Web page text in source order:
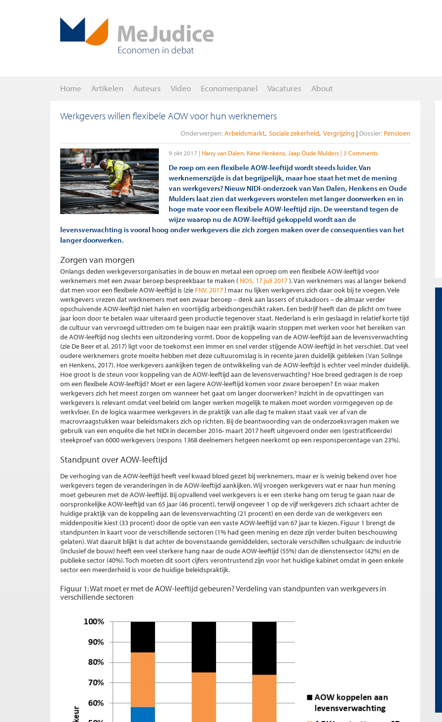
Home Artikelen Auteurs Video Economenpanel Vacatures About
Werkgevers willen flexibele AOW voor hun werknemers
Onderwerpen: Arbeidsmarkt Sociale zekerheid Vergrijzing Dossier: Pensioen
9 okt 2017 Harry van Dalen Kène Henkens Jaap Oude Mulders 3 Comments
De roep om een flexibele AOW-leeftijd wordt steeds luider. Van
werknemerszijde is dat begrijpelijk, maar hoe staat het met de mening
van werkgevers? Nieuw NIDI-onderzoek van Van Dalen, Henkens en Oude
Mulders laat zien dat werkgevers worstelen met langer doorwerken en in
hoge mate voor een flexibele AOW-leeftijd zijn. De weerstand tegen de
wijze waarop nu de AOW-leeftijd gekoppeld wordt aan de
levensverwachting is vooral hoog onder werkgevers die zich zorgen maken over de consequenties van het
langer doorwerken.
Zorgen van morgen
Onlangs deden werkgeversorganisaties in de bouw en metaal een oproep om een flexibele AOW-leeftijd voor
werknemers met een zwaar beroep bespreekbaar te maken ( NOS, 17 juli 2017). Van werknemers was al langer bekend
dat men voor een flexibele AOW-leeftijd is (zie FNV, 2017) maar nu lijken werkgevers zich daar ook bij te voegen. Vele
werkgevers vrezen dat werknemers met een zwaar beroep – denk aan lassers of stukadoors – de almaar verder
opschuivende AOW-leeftijd niet halen en voortijdig arbeidsongeschikt raken. Een bedrijf heeft dan de plicht om twee
jaar loon door te betalen waar uiteraard geen productie tegenover staat. Nederland is erin geslaagd in relatief korte tijd
de cultuur van vervroegd uittreden om te buigen naar een praktijk waarin stoppen met werken voor het bereiken van
de AOW-leeftijd nog slechts een uitzondering vormt. Door de koppeling van de AOW-leeftijd aan de levensverwachting
(zie De Beer et al. 2017) ligt voor de toekomst een immer en snel verder stijgende AOW-leeftijd in het verschiet. Dat veel
oudere werknemers grote moeite hebben met deze cultuuromslag is in recente jaren duidelijk gebleken (Van Solinge
en Henkens, 2017). Hoe werkgevers aankijken tegen de ontwikkeling van de AOW-leeftijd is echter veel minder duidelijk.
Hoe groot is de steun voor koppeling van de AOW-leeftijd aan de levensverwachting? Hoe breed gedragen is de roep
om een flexibele AOW-leeftijd? Moet er een lagere AOW-leeftijd komen voor zware beroepen? En waar maken
werkgevers zich het meest zorgen om wanneer het gaat om langer doorwerken? Inzicht in de opvattingen van
werkgevers is relevant omdat veel beleid om langer werken mogelijk te maken moet worden vormgegeven op de
werkvloer. En de logica waarmee werkgevers in de praktijk van alle dag te maken staat vaak ver af van de
macrovraagstukken waar beleidsmakers zich op richten. Bij de beantwoording van de onderzoeksvragen maken we
gebruik van een enquête die het NIDI in december 2016- maart 2017 heeft uitgevoerd onder een (gestratificeerde)
steekproef van 6000 werkgevers (respons 1368 deelnemers hetgeen neerkomt op een responspercentage van 23%).
Standpunt over AOW-leeftijd
De verhoging van de AOW-leeftijd heeft veel kwaad bloed gezet bij werknemers, maar er is weinig bekend over hoe
werkgevers tegen de veranderingen in de AOW-leeftijd aankijken. Wij vroegen werkgevers wat er naar hun mening
moet gebeuren met de AOW-leeftijd. Bij opvallend veel werkgevers is er een sterke hang om terug te gaan naar de
oorspronkelijke AOW-leeftijd van 65 jaar (46 procent), terwijl ongeveer 1 op de vijf werkgevers zich schaart achter de
huidige praktijk van de koppeling aan de levensverwachting (21 procent) en een derde van de werkgevers een
middenpositie kiest (33 procent) door de optie van een vaste AOW-leeftijd van 67 jaar te kiezen. Figuur 1 brengt de
standpunten in kaart voor de verschillende sectoren (1% had geen mening en deze zijn verder buiten beschouwing
gelaten). Wat daaruit blijkt is dat achter de bovenstaande gemiddelden, sectorale verschillen schuilgaan: de industrie
(inclusief de bouw) heeft een veel sterkere hang naar de oude AOW-leeftijd (55%) dan de dienstensector (42%) en de
publieke sector (40%). Toch moeten dit soort cijfers verontrustend zijn voor het huidige kabinet omdat in geen enkele
sector een meerderheid is voor de huidige beleidspraktijk.
Figuur 1: Wat moet er met de AOW-leeftijd gebeuren? Verdeling van standpunten van werkgevers in
verschillende sectoren